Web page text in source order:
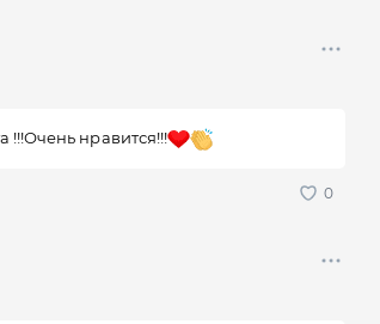
!!!Очень нравится!!!